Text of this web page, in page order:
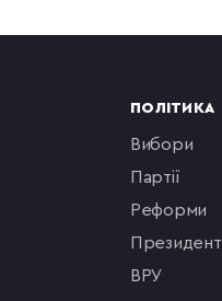
ПОЛІТИКА
вибори
партії
реформи
президент
ВРУ